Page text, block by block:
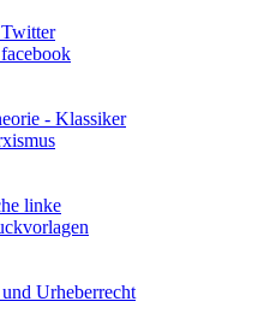
- Klassiker
linke
Urheberrecht